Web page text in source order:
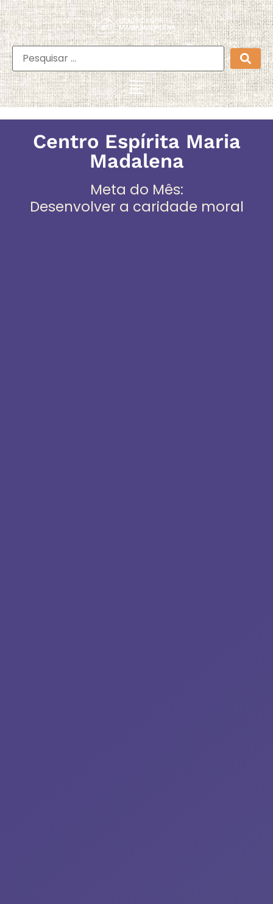
Centro Espírita Maria
Madalena
Meta do Mês:
Desenvolver a caridade moral